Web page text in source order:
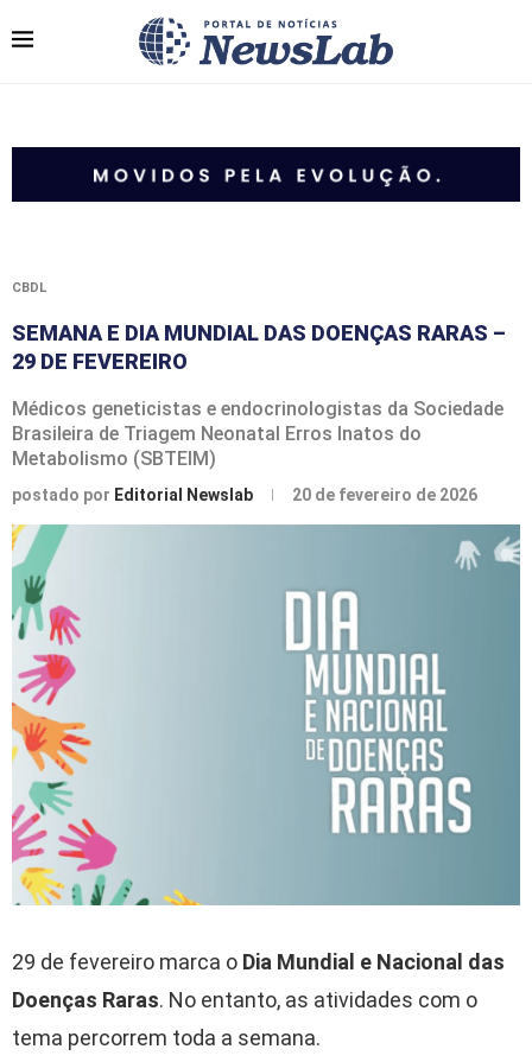
CBDL
SEMANA E DIA MUNDIAL DAS DOENÇAS RARAS –
29 DE FEVEREIRO
Médicos geneticistas e endocrinologistas da Sociedade
Brasileira de Triagem Neonatal Erros Inatos do
Metabolismo (SBTEIM)
postado por Editorial Newslab 20 de fevereiro de 2026
29 de fevereiro marca o Dia Mundial e Nacional das
Doenças Raras. No entanto, as atividades com o
tema percorrem toda a semana.